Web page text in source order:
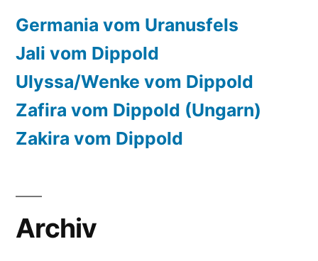
Germania vom Uranusfels
Jali vom Dippold
Ulyssa/Wenke vom Dippold
Zafira vom Dippold (Ungarn)
Zakira vom Dippold
Archiv